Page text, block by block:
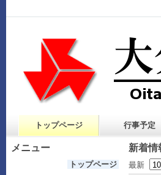
トップページ 行事予定
メニュー
トップページ
新着情
最新